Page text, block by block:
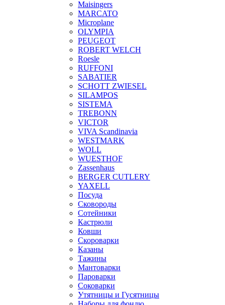
Maisingers
MARCATO
Microplane
OLYMPIA
PEUGEOT
ROBERT WELCH
Roesle
RUFFONI
SABATIER
SCHOTT ZWIESEL
SILAMPOS
SISTEMA
TREBONN
VICTOR
VIVA Scandinavia
WESTMARK
WOLL
WUESTHOF
Zassenhaus
BERGER CUTLERY
YAXELL
Посуда
Сковороды
Сотейники
Кастрюли
Ковши
Скороварки
Казаны
Тажины
Мантоварки
Пароварки
Соковарки
Утятницы и Гусятницы